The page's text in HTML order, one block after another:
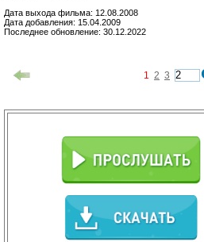
Дата выхода фильма: 12.08.2008
Дата добавления: 15.04.2009
Последнее обновление: 30.12.2022
1 2 3